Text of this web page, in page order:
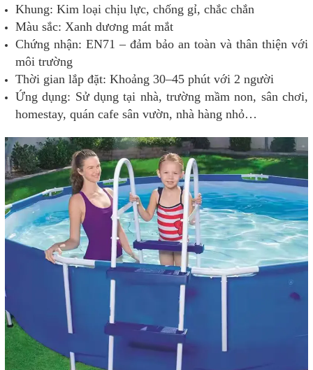
Khung: Kim loại chịu lực, chống gỉ, chắc chắn
Màu sắc: Xanh dương mát mắt
Chứng nhận: EN71 – đảm bảo an toàn và thân thiện với
môi trường
Thời gian lắp đặt: Khoảng 30–45 phút với 2 người
Ứng dụng: Sử dụng tại nhà, trường mầm non, sân chơi,
homestay, quán cafe sân vườn, nhà hàng nhỏ…